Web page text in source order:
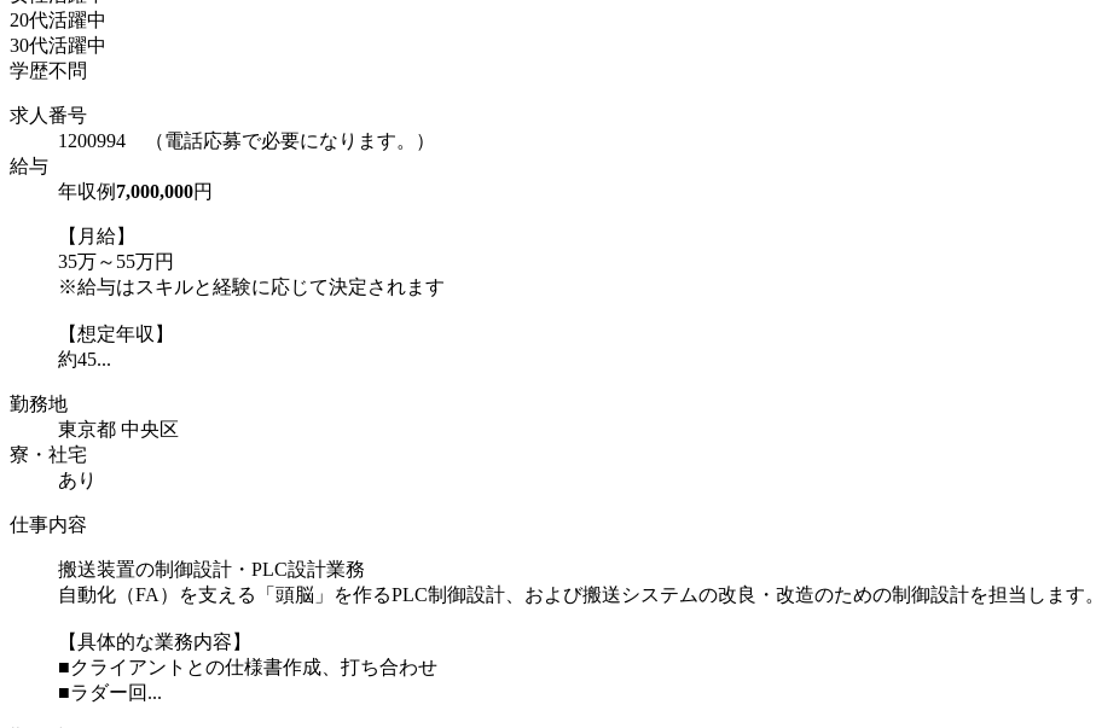
20代活躍中
30代活躍中
学歴不問
求人番号
1200994 （電話応募で必要になります。）
給与
年収例 7,000,000円
【月給】
35万～55万円
※給与はスキルと経験に応じて決定されます
【想定年収】
約45...
勤務地
東京都 中央区
寮・社宅
あり
仕事内容
搬送装置の制御設計・PLC設計業務
自動化（FA）を支える「頭脳」を作るPLC制御設計、および搬送システムの改良・改造のための制御設計を担当します。
【具体的な業務内容】
■クライアントとの仕様書作成、打ち合わせ
■ラダー回...